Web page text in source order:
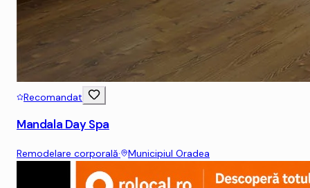
Recomandat
Mandala Day Spa
Remodelare corporală· Municipiul Oradea